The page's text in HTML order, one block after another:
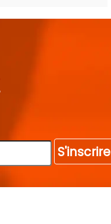
S'inscrire